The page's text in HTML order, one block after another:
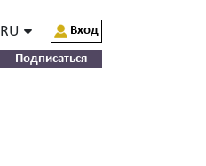
RU Вход
Подписаться